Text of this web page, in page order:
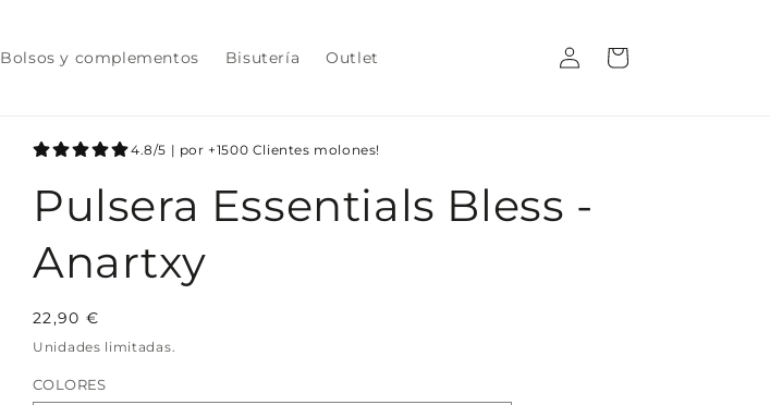
Bolsos y complementos Bisutería Outlet
Iniciar
sesión
Carrito
4.8/5 | por +1500 Clientes molones!
Pulsera Essentials Bless -
Anartxy
Precio
habitual
22,90 €
Unidades limitadas.
COLORES